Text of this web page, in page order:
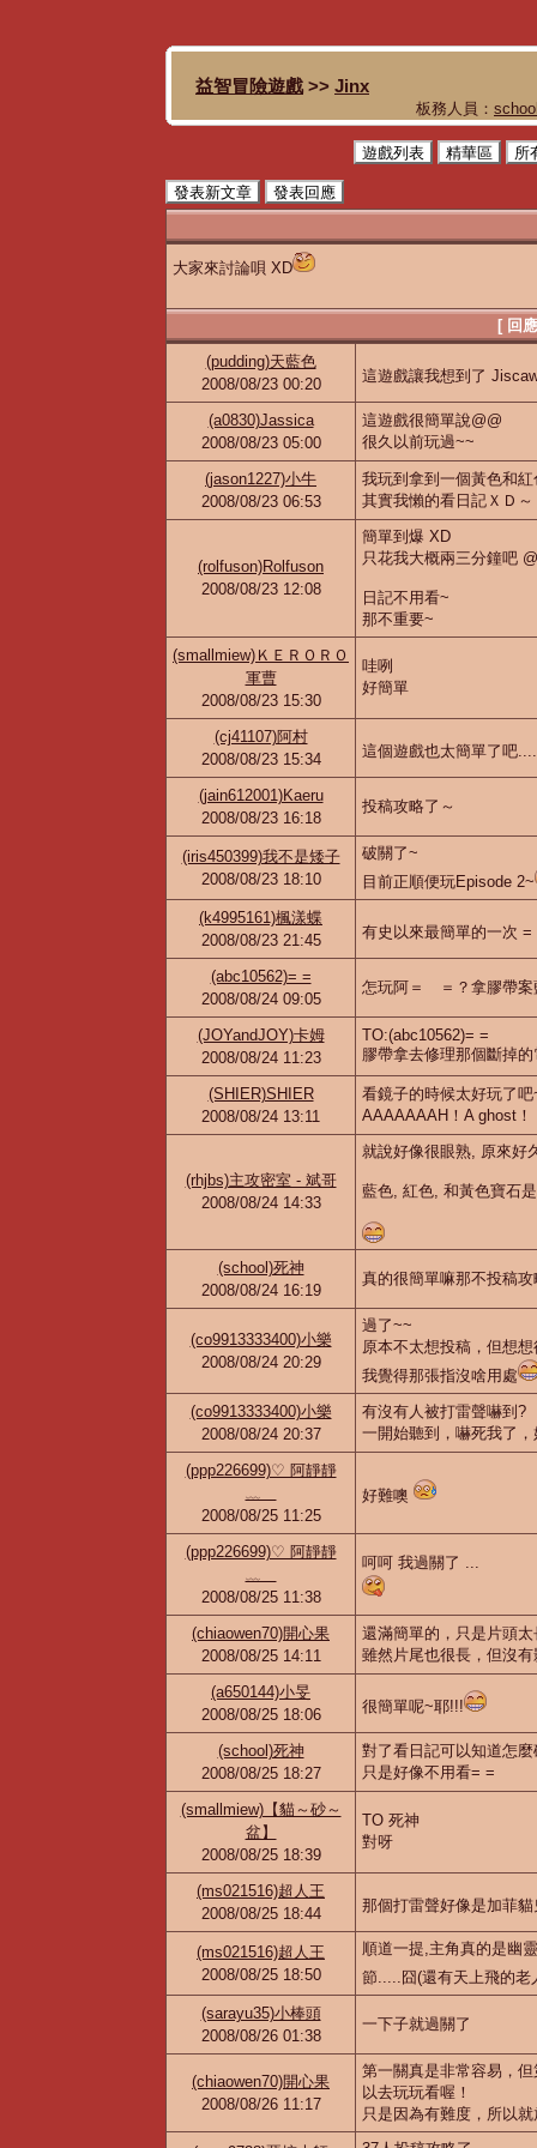
益智冒險遊戲 >> Jinx
板務人員：
遊戲列表 精華區 所
發表新文章
發表回應
大家來討論唄 XD
[ 回
(pudding)天藍色
2008/08/23 00:20
這遊戲讓我想到了
(a0830)Jassica
2008/08/23 05:00
這遊戲很簡單說@@
很久以前玩過~~
(jason1227)小牛
2008/08/23 06:53
我玩到拿到一個黃色和
其實我懶的看日記ＸＤ～
(rolfuson)Rolfuson
2008/08/23 12:08
簡單到爆 XD
只花我大概兩三分鐘吧
日記不用看~
那不重要~
(smallmiew)ＫＥＲＯＲＯ
軍曹
2008/08/23 15:30
哇咧
好簡單
(cj41107)阿村
2008/08/23 15:34
這個遊戲也太簡單了吧
(jain612001)Kaeru
2008/08/23 16:18
投稿攻略了～
(iris450399)我不是矮子
2008/08/23 18:10
破關了~
目前正順便玩Episode 2~
(k4995161)楓漾蝶
2008/08/23 21:45
有史以來最簡單的一次 =
(abc10562)= =
2008/08/24 09:05
怎玩阿＝ ＝？拿膠帶案
(JOYandJOY)卡姆
2008/08/24 11:23
TO:(abc10562)= =
膠帶拿去修理那個斷掉
(SHIER)SHIER
2008/08/24 13:11
看鏡子的時候太好玩了吧
AAAAAAAH！A ghost！
(rhjbs)主攻密室 - 斌哥
2008/08/24 14:33
就說好像很眼熟, 原來好
藍色, 紅色, 和黃色寶石
(school)死神
2008/08/24 16:19
真的很簡單嘛那不投稿
(co9913333400)小樂
2008/08/24 20:29
過了~~
原本不太想投稿，但想
我覺得那張指沒啥用處
(co9913333400)小樂
2008/08/24 20:37
有沒有人被打雷聲嚇到?
一開始聽到，嚇死我了
(ppp226699)♡ 阿靜靜
﹏
2008/08/25 11:25
好難噢
(ppp226699)♡ 阿靜靜
﹏
2008/08/25 11:38
呵呵 我過關了 ...
(chiaowen70)開心果
2008/08/25 14:11
還滿簡單的，只是片頭
雖然片尾也很長，但沒
(a650144)小旻
2008/08/25 18:06
很簡單呢~耶!!!
(school)死神
2008/08/25 18:27
對了看日記可以知道怎麼
只是好像不用看= =
(smallmiew)【貓～砂～
盆】
2008/08/25 18:39
TO 死神
對呀
(ms021516)超人王
2008/08/25 18:44
那個打雷聲好像是加菲
(ms021516)超人王
2008/08/25 18:50
順道一提,主角真的是幽
節.....囧(還有天上飛的老
(sarayu35)小棒頭
2008/08/26 01:38
一下子就過關了
(chiaowen70)開心果
2008/08/26 11:17
第一關真是非常容易，
以去玩玩看喔！
只是因為有難度，所以